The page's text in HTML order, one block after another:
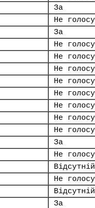
За
Не
За
Не
Не
Не
Не
Не
Не
Не
Не
За
Не
Відсутній
Не
Відсутній
За